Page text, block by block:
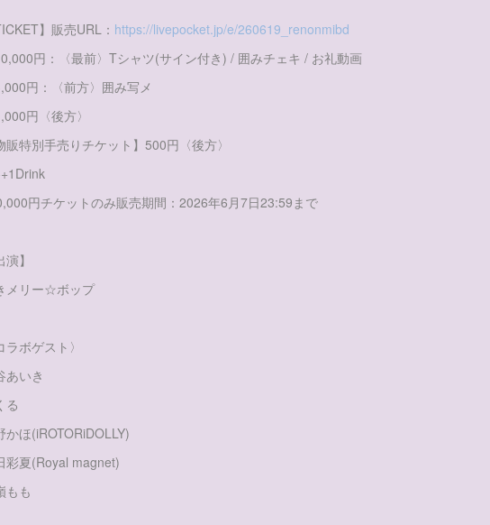
】販売URL： https://livepocket.jp/e/260619_renonmibd
円：〈最前〉Tシャツ(サイン付き) / 囲みチェキ / お礼動画
円：〈前方〉囲み写メ
円〈後方〉
販特別手売りチケット】500円〈後方〉
円チケットのみ販売期間：2026年6月7日23:59まで
】
メリー☆ボップ
ラボゲスト〉
あいき
る
かほ(iROTORiDOLLY)
彩夏(Royal magnet)
もも